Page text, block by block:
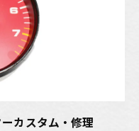
カスタム・修理